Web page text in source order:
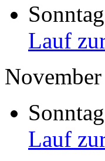
Lauf
Lauf